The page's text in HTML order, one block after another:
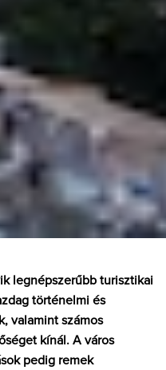
legnépszerűbb turisztikai
történelmi és
valamint számos
kínál. A város
pedig remek